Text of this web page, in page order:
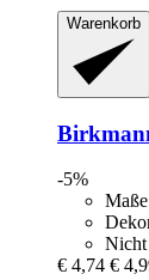
Warenkorb
-5%
Nicht
€ 4,74 €